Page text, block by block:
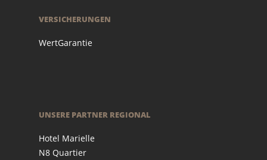
VERSICHERUNGEN
WertGarantie
UNSERE PARTNER REGIONAL
Hotel Marielle
N8 Quartier